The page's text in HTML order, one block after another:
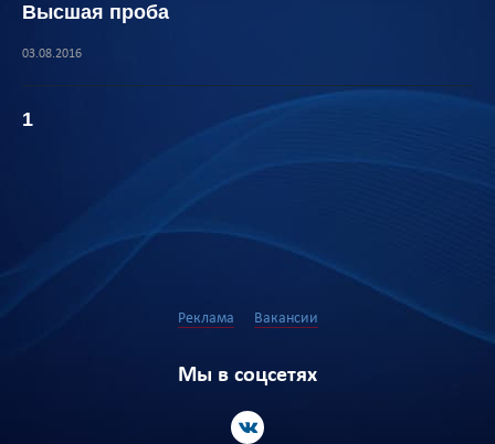
Высшая проба
03.08.2016
1
Реклама Вакансии
Мы в соцсетях